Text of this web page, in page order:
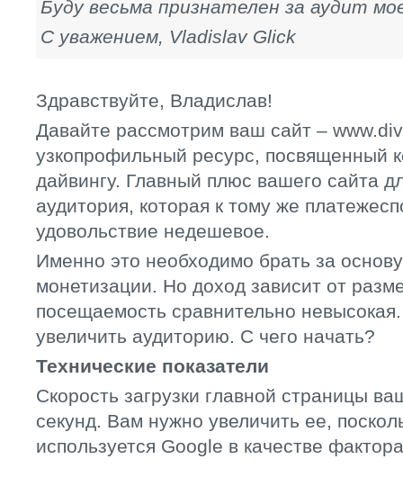
Буду весьма признателен за аудит
С уважением, Vladislav Glick
Здравствуйте, Владислав!
Давайте рассмотрим ваш сайт –
узкопрофильный ресурс, посвященный
дайвингу. Главный плюс вашего сайта
аудитория, которая к тому же
удовольствие недешевое.
Именно это необходимо брать за
монетизации. Но доход зависит от
посещаемость сравнительно
увеличить аудиторию. С чего начать?
Технические показатели
Скорость загрузки главной страницы
секунд. Вам нужно увеличить ее,
используется Google в качестве